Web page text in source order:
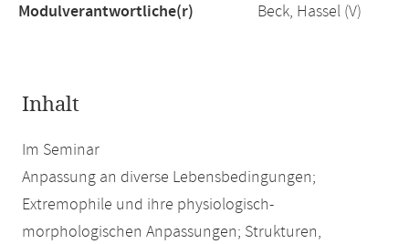
Modulverantwortliche(r) Beck, Hassel (V)
Inhalt
Im Seminar
Anpassung an diverse Lebensbedingungen;
Extremophile und ihre physiologisch-
morphologischen Anpassungen; Strukturen,